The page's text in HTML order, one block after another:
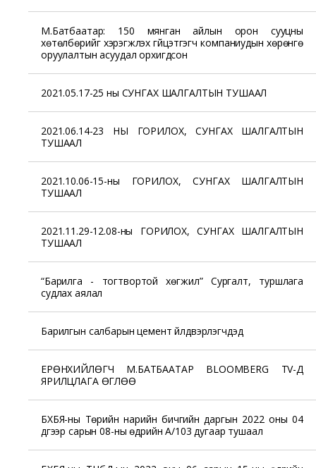
М.Батбаатар: 150 мянган айлын орон сууцны
хөтөлбөрийг хэрэгжүүлэх гүйцэтгэгч компаниудын хөрөнгө
оруулалтын асуудал орхигдсон
2021.05.17-25 ны СУНГАХ ШАЛГАЛТЫН ТУШААЛ
2021.06.14-23 НЫ ГОРИЛОХ, СУНГАХ ШАЛГАЛТЫН
ТУШААЛ
2021.10.06-15-ны ГОРИЛОХ, СУНГАХ ШАЛГАЛТЫН
ТУШААЛ
2021.11.29-12.08-ны ГОРИЛОХ, СУНГАХ ШАЛГАЛТЫН
ТУШААЛ
“Барилга - тогтвортой хөгжил” Сургалт, туршлага
судлах аялал
Барилгын салбарын цемент үйлдвэрлэгчдэд
ЕРӨНХИЙЛӨГЧ М.БАТБААТАР BLOOMBERG TV-Д
ЯРИЛЦЛАГА ӨГЛӨӨ
БХБЯ-ны Төрийн нарийн бичгийн даргын 2022 оны 04
дүгээр сарын 08-ны өдрийн А/103 дугаар тушаал